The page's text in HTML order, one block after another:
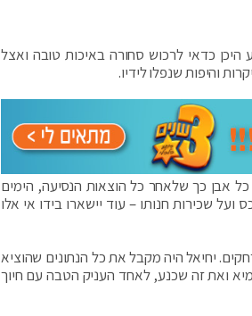
היכן כדאי לרכוש סחורה באיכות טובה ואצל
והיפות שנפלו לידיו.
אבן כך שלאחר כל הוצאות הנסיעה, הימים
שכירות חנותו – עוד יישארו בידו אי אלו
יחיאל היה מקבל את כל הנתונים שהוציא
ואת זה שכנע, לאחד העניק הטבה עם חיוך